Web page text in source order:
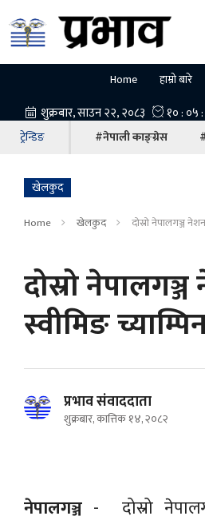
Home हाम्रो बारे
ट्रेन्डिङ #नेपाली काङ्ग्रेस
खेलकुद
Home खेलकुद दोस्रो नेपालगञ्ज
दोस्रो
स्वीमिङ
प्रभाव संवाददाता
शुक्रबार, कात्तिक १४, २०८२
नेपालगञ्ज - दोस्रो